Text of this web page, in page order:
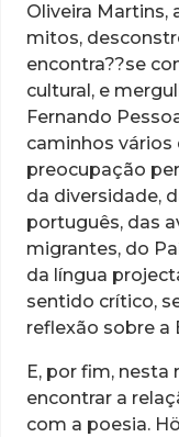
Oliveira Martins,
mitos,
encontra??se
cultural, e
Fernando
caminhos vários
preocupação
da diversidade,
português, das
migrantes, do
da língua
sentido crítico,
reflexão sobre a
E, por fim, nesta
encontrar a
com a poesia.